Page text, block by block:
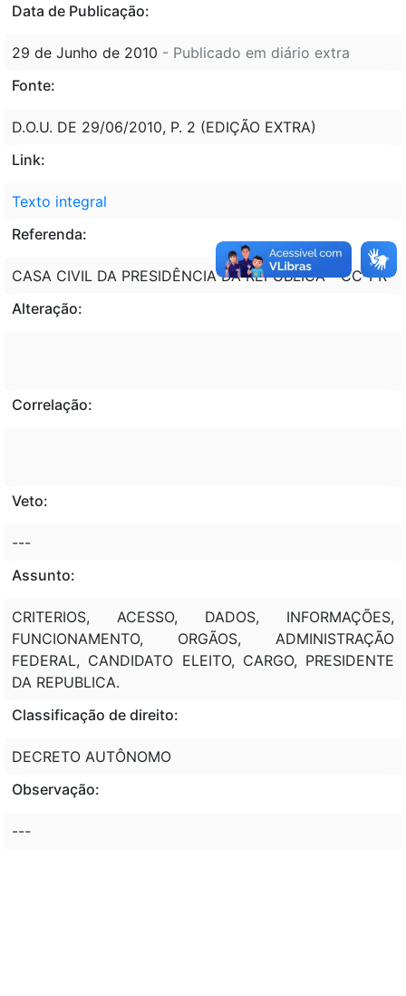
Data de Publicação:
29 de Junho de 2010 - Publicado em diário extra
Fonte:
D.O.U. DE 29/06/2010, P. 2 (EDIÇÃO EXTRA)
Link:
Texto integral
Referenda:
CASA CIVIL DA PRESIDÊNCIA DA REPÚBLICA - CC-PR
Alteração:
Correlação:
Veto:
---
Assunto:
CRITERIOS, ACESSO, DADOS, INFORMAÇÕES,
FUNCIONAMENTO, ORGÃOS, ADMINISTRAÇÃO
FEDERAL, CANDIDATO ELEITO, CARGO, PRESIDENTE
DA REPUBLICA.
Classificação de direito:
DECRETO AUTÔNOMO
Observação:
---